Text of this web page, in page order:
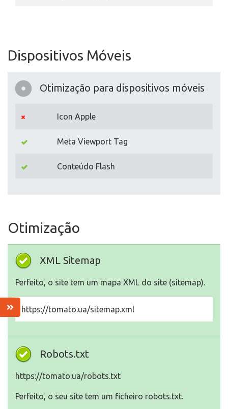
Dispositivos Móveis
Otimização para dispositivos móveis
Icon Apple
Meta Viewport Tag
Conteúdo Flash
Otimização
XML Sitemap
Perfeito, o site tem um mapa XML do site (sitemap).
https://tomato.ua/sitemap.xml
Robots.txt
https://tomato.ua/robots.txt
Perfeito, o seu site tem um ficheiro robots.txt.